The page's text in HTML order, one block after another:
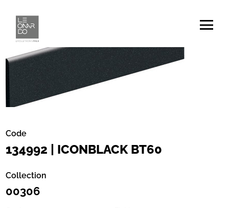
Code
134992 | ICONBLACK BT60
Collection
00306